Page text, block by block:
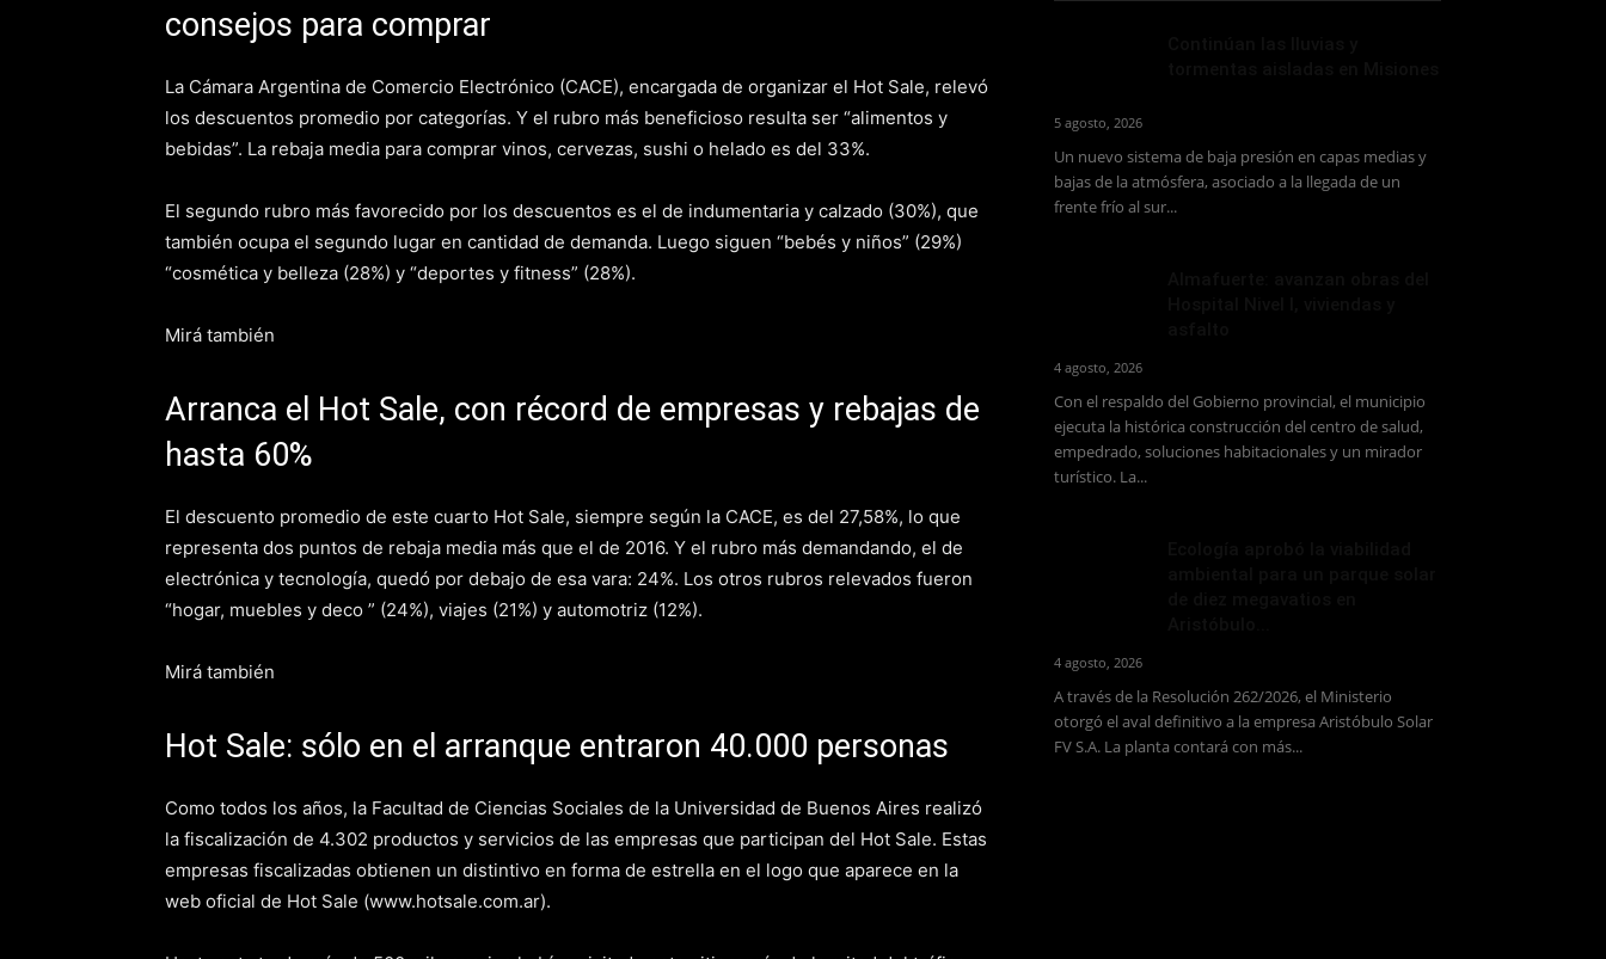
consejos para comprar
La Cámara Argentina de Comercio Electrónico (CACE), encargada de organizar el Hot Sale, relevó
los descuentos promedio por categorías. Y el rubro más beneficioso resulta ser “alimentos y
bebidas”. La rebaja media para comprar vinos, cervezas, sushi o helado es del 33%.
El segundo rubro más favorecido por los descuentos es el de indumentaria y calzado (30%), que
también ocupa el segundo lugar en cantidad de demanda. Luego siguen “bebés y niños” (29%)
“cosmética y belleza (28%) y “deportes y fitness” (28%).
Mirá también
Arranca el Hot Sale, con récord de empresas y rebajas de
hasta 60%
El descuento promedio de este cuarto Hot Sale, siempre según la CACE, es del 27,58%, lo que
representa dos puntos de rebaja media más que el de 2016. Y el rubro más demandando, el de
electrónica y tecnología, quedó por debajo de esa vara: 24%. Los otros rubros relevados fueron
“hogar, muebles y deco ” (24%), viajes (21%) y automotriz (12%).
Mirá también
Hot Sale: sólo en el arranque entraron 40.000 personas
Como todos los años, la Facultad de Ciencias Sociales de la Universidad de Buenos Aires realizó
la fiscalización de 4.302 productos y servicios de las empresas que participan del Hot Sale. Estas
empresas fiscalizadas obtienen un distintivo en forma de estrella en el logo que aparece en la
web oficial de Hot Sale (www.hotsale.com.ar).
5 agosto, 2026
Un nuevo sistema de baja presión en capas medias y
bajas de la atmósfera, asociado a la llegada de un
frente frío al sur...
4 agosto, 2026
Con el respaldo del Gobierno provincial, el municipio
ejecuta la histórica construcción del centro de salud,
empedrado, soluciones habitacionales y un mirador
turístico. La...
4 agosto, 2026
A través de la Resolución 262/2026, el Ministerio
otorgó el aval definitivo a la empresa Aristóbulo Solar
FV S.A. La planta contará con más...